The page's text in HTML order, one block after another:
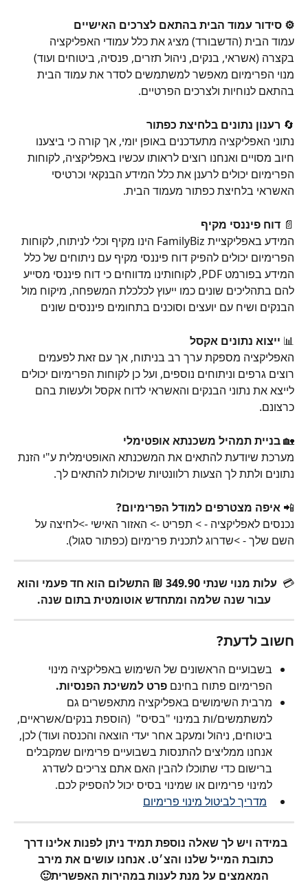
⚙️ סידור עמוד הבית בהתאם לצרכים האישיים
עמוד הבית (הדשבורד) מציג את כלל עמודי האפליקציה
בקצרה (אשראי, בנקים, ניהול תזרים, פנסיה, ביטוחים ועוד)
מנוי הפרימיום מאפשר למשתמשים לסדר את עמוד הבית
בהתאם לנוחיות ולצרכים הפרטיים.
🔄 רענון נתונים בלחיצת כפתור
נתוני האפליקציה מתעדכנים באופן יומי, אך קורה כי ביצענו
חיוב מסויים ואנחנו רוצים לראותו עכשיו באפליקציה, לקוחות
הפרימיום יכולים לרענן את כלל המידע הבנקאי וכרטיסי
האשראי בלחיצת כפתור מעמוד הבית.
📄 דוח פיננסי מקיף
המידע באפליקציית FamilyBiz הינו מקיף וכלי לניתוח, לקוחות
הפרימיום יכולים להפיק דוח פיננסי מקיף עם ניתוחים של כלל
המידע בפורמט PDF, לקוחותינו מדווחים כי דוח פיננסי מסייע
להם בתהליכים שונים כמו ייעוץ לכלכלת המשפחה, מיקוח מול
הבנקים ושיח עם יועצים וסוכנים בתחומים פיננסים שונים
📊 ייצוא נתונים אקסל
האפליקציה מספקת ערך רב בניתוח, אך עם זאת לפעמים
רוצים גרפים וניתוחים נוספים, ועל כן לקוחות הפרימיום יכולים
לייצא את נתוני הבנקים והאשראי לדוח אקסל ולעשות בהם
כרצונם.
🏡 בניית תמהיל משכנתא אופטימלי
מערכת שיודעת להתאים את המשכנתא האופטימלית ע"י הזנת
נתונים ולתת לך הצעות רלוונטיות שיכולות להתאים לך.
📲 איפה מצטרפים למודל הפרימיום?
נכנסים לאפליקציה - > תפריט -> האזור האישי ->לחיצה על
השם שלך - >שדרוג לתכנית פרימיום (כפתור סגול).
💳
עלות מנוי שנתי 349.90 ₪ התשלום הוא חד פעמי והוא
עבור שנה שלמה ומתחדש אוטומטית בתום שנה.
חשוב לדעת?
בשבועיים הראשונים של השימוש באפליקציה מינוי
הפרימיום פתוח בחינם פרט למשיכת הפנסיות.
מרבית השימושים באפליקציה מתאפשרים גם
למשתמשים/ות במינוי "בסיס"  (הוספת בנקים/אשראיים,
ביטוחים, ניהול ומעקב אחר יעדי הוצאה והכנסה ועוד) לכן,
אנחנו ממליצים להתנסות בשבועיים פרימיום שמקבלים
ברישום כדי שתוכלו להבין האם אתם צריכים לשדרג
למינוי פרימיום או שמינוי בסיס יכול להספיק לכם.
מדריך לביטול מינוי פרימיום
במידה ויש לך שאלה נוספת תמיד ניתן לפנות אלינו דרך
כתובת המייל שלנו והצ׳ט. אנחנו עושים את מירב
המאמצים על מנת לענות במהירות האפשרית🙂